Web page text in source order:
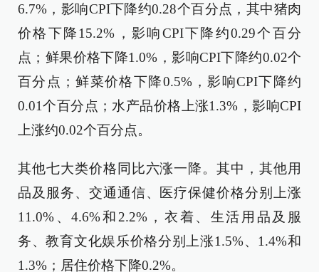
6.7%，影响CPI下降约0.28个百分点，其中猪肉
价格下降15.2%，影响CPI下降约0.29个百分
点；鲜果价格下降1.0%，影响CPI下降约0.02个
百分点；鲜菜价格下降0.5%，影响CPI下降约
0.01个百分点；水产品价格上涨1.3%，影响CPI
上涨约0.02个百分点。
其他七大类价格同比六涨一降。其中，其他用
品及服务、交通通信、医疗保健价格分别上涨
11.0%、4.6%和2.2%，衣着、生活用品及服
务、教育文化娱乐价格分别上涨1.5%、1.4%和
1.3%；居住价格下降0.2%。